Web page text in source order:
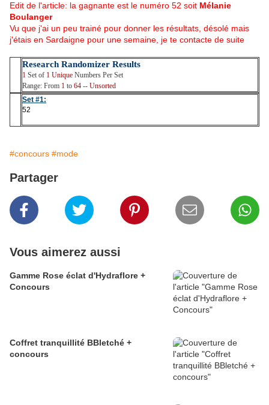
Edit de l'article: la gagnante est le numéro 52 soit Mélanie
Boulanger
Vu que j'ai un peu trainé pour donner les résultats, désolé mais
j'étais en Sardaigne pour une semaine, je te contacte de suite
Research Randomizer Results
1 Set of 1 Unique Numbers Per Set
Range: From 1 to 64 -- Unsorted
Set #1:
52
#concours #mode
Partager
Vous aimerez aussi
Gamme Rose éclat d'Hydraflore +
Concours
Coffret tranquillité BBletché +
concours